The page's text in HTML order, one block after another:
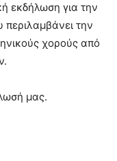
εκδήλωση για την
περιλαμβάνει την
χορούς από
μας.